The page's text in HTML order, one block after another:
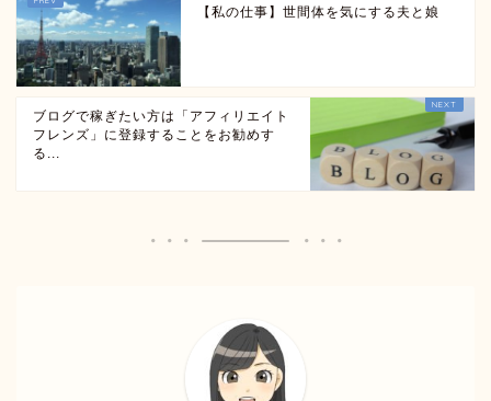
【私の仕事】世間体を気にする夫と娘
ブログで稼ぎたい方は「アフィリエイト
フレンズ」に登録することをお勧めす
る...